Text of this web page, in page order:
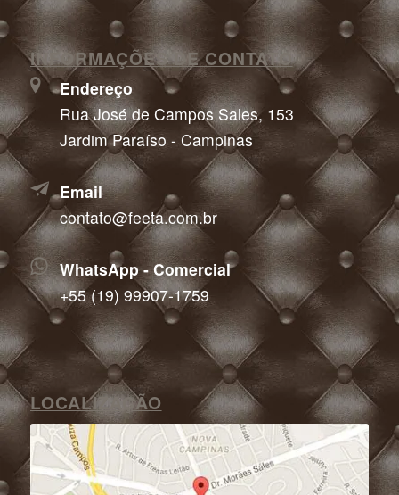
INFORMAÇÕES DE CONTATO
Endereço
Rua José de Campos Sales, 153
Jardim Paraíso - Campinas
Email
contato@feeta.com.br
WhatsApp - Comercial
+55 (19) 99907-1759
LOCALIZAÇÃO